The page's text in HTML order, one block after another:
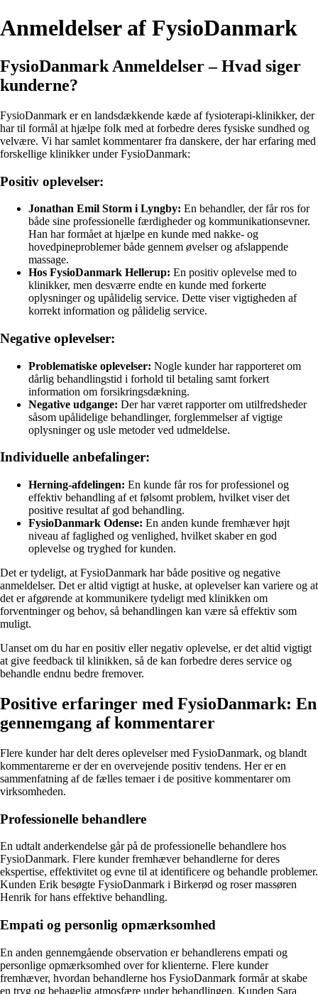
Anmeldelser af FysioDanmark
FysioDanmark Anmeldelser – Hvad siger
kunderne?
FysioDanmark er en landsdækkende kæde af fysioterapi-klinikker, der
har til formål at hjælpe folk med at forbedre deres fysiske sundhed og
velvære. Vi har samlet kommentarer fra danskere, der har erfaring med
forskellige klinikker under FysioDanmark:
Positiv oplevelser:
Jonathan Emil Storm i Lyngby: En behandler, der får ros for
både sine professionelle færdigheder og kommunikationsevner.
Han har formået at hjælpe en kunde med nakke- og
hovedpineproblemer både gennem øvelser og afslappende
massage.
Hos FysioDanmark Hellerup: En positiv oplevelse med to
klinikker, men desværre endte en kunde med forkerte
oplysninger og upålidelig service. Dette viser vigtigheden af
korrekt information og pålidelig service.
Negative oplevelser:
Problematiske oplevelser: Nogle kunder har rapporteret om
dårlig behandlingstid i forhold til betaling samt forkert
information om forsikringsdækning.
Negative udgange: Der har været rapporter om utilfredsheder
såsom upålidelige behandlinger, forglemmelser af vigtige
oplysninger og usle metoder ved udmeldelse.
Individuelle anbefalinger:
Herning-afdelingen: En kunde får ros for professionel og
effektiv behandling af et følsomt problem, hvilket viser det
positive resultat af god behandling.
FysioDanmark Odense: En anden kunde fremhæver højt
niveau af faglighed og venlighed, hvilket skaber en god
oplevelse og tryghed for kunden.
Det er tydeligt, at FysioDanmark har både positive og negative
anmeldelser. Det er altid vigtigt at huske, at oplevelser kan variere og at
det er afgørende at kommunikere tydeligt med klinikken om
forventninger og behov, så behandlingen kan være så effektiv som
muligt.
Uanset om du har en positiv eller negativ oplevelse, er det altid vigtigt
at give feedback til klinikken, så de kan forbedre deres service og
behandle endnu bedre fremover.
Positive erfaringer med FysioDanmark: En
gennemgang af kommentarer
Flere kunder har delt deres oplevelser med FysioDanmark, og blandt
kommentarerne er der en overvejende positiv tendens. Her er en
sammenfatning af de fælles temaer i de positive kommentarer om
virksomheden.
Professionelle behandlere
En udtalt anderkendelse går på de professionelle behandlere hos
FysioDanmark. Flere kunder fremhæver behandlerne for deres
ekspertise, effektivitet og evne til at identificere og behandle problemer.
Kunden Erik besøgte FysioDanmark i Birkerød og roser massøren
Henrik for hans effektive behandling.
Empati og personlig opmærksomhed
En anden gennemgående observation er behandlerens empati og
personlige opmærksomhed over for klienterne. Flere kunder
fremhæver, hvordan behandlerne hos FysioDanmark formår at skabe
en tryg og behagelig atmosfære under behandlingen. Kunden Sara